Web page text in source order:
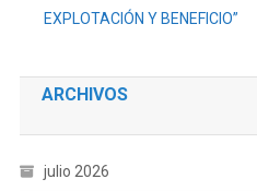
EXPLOTACIÓN Y BENEFICIO”
ARCHIVOS
julio 2026